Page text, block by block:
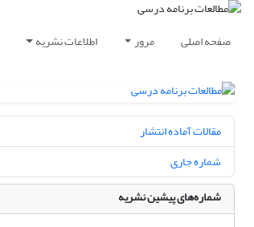
صفحه اصلی مرور اطلاعات نشریه
مقالات آماده انتشار
شماره جاری
شماره‌های پیشین نشریه